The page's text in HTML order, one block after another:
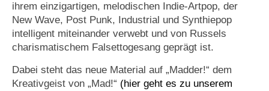
ihrem einzigartigen, melodischen Indie-Artpop, der
New Wave, Post Punk, Industrial und Synthiepop
intelligent miteinander verwebt und von Russels
charismatischem Falsettogesang geprägt ist.
Dabei steht das neue Material auf „Madder!“ dem
Kreativgeist von „Mad!“ (hier geht es zu unserem